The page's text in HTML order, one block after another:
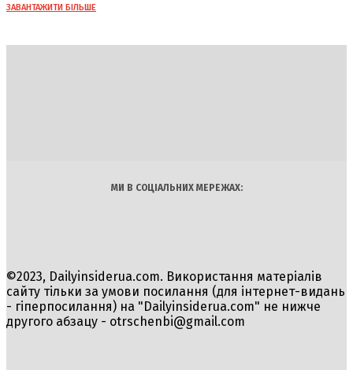
ЗАВАНТАЖИТИ БІЛЬШЕ
МИ В СОЦІАЛЬНИХ МЕРЕЖАХ:
©2023, Dailyinsiderua.com. Використання матеріалів
сайту тільки за умови посилання (для інтернет-видань
- гіперпосилання) на "Dailyinsiderua.com" не нижче
другого абзацу - otrschenbi@gmail.com